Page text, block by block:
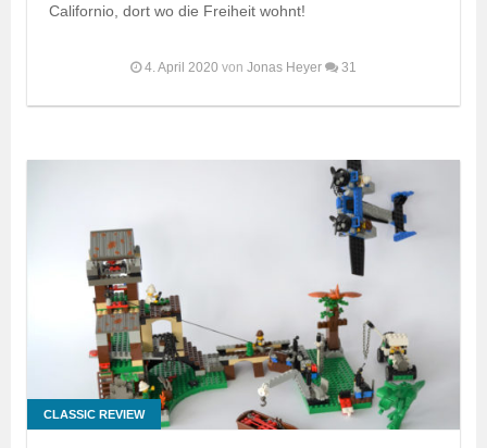
Californio, dort wo die Freiheit wohnt!
4. April 2020 von Jonas Heyer 31
CLASSIC REVIEW